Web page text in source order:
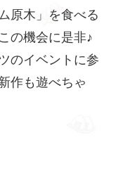
原木」を食べる
の機会に是非♪
のイベントに参
作も遊べちゃ